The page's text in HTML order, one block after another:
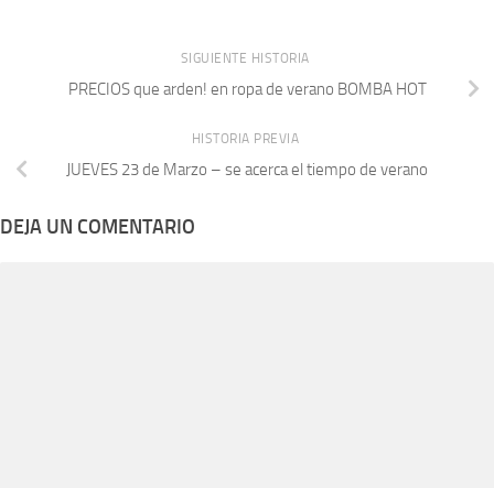
SIGUIENTE HISTORIA
PRECIOS que arden! en ropa de verano BOMBA HOT
HISTORIA PREVIA
JUEVES 23 de Marzo – se acerca el tiempo de verano
DEJA UN COMENTARIO